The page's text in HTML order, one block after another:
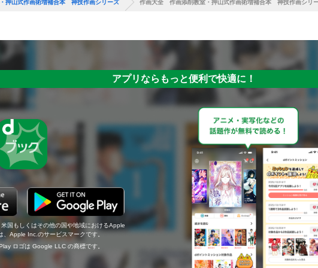
押山式作画術増補合本 神技作画シリーズ 作画大全 作画添削教室・押山式作画術増補合本 神技作画シリ
アプリならもっと便利で快適に！
国もしくはその他の国や地域におけるApple
Apple Inc.のサービスマークです。
ロゴは Google LLC の商標です。